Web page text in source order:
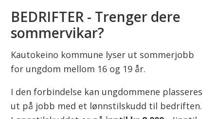
BEDRIFTER - Trenger dere
sommervikar?
Kautokeino kommune lyser ut sommerjobb
for ungdom mellom 16 og 19 år.
I den forbindelse kan ungdommene plasseres
ut på jobb med et lønnstilskudd til bedriften.